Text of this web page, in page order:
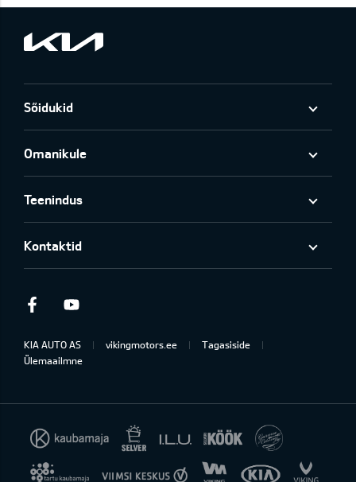
Sõidukid
Omanikule
Teenindus
Kontaktid
Facebook
KIA AUTO AS vikingmotors.ee
Tagasiside
Ülemaailmne